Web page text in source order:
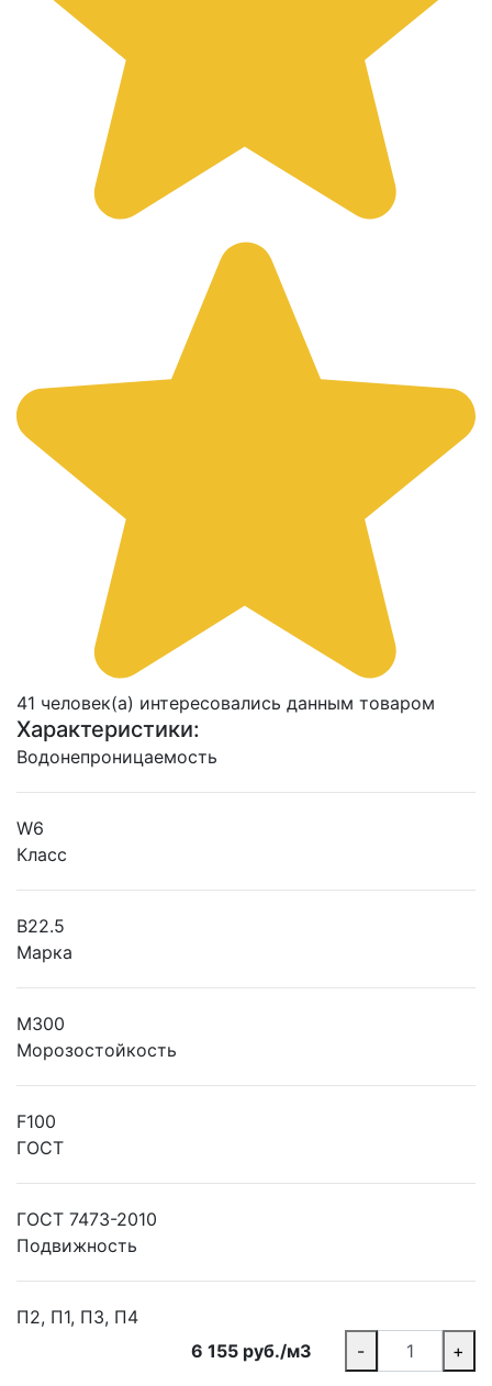
41 человек(а) интересовались данным товаром
Характеристики:
Водонепроницаемость
W6
Класс
В22.5
Марка
М300
Морозостойкость
F100
ГОСТ
ГОСТ 7473-2010
Подвижность
П2, П1, П3, П4
6 155 руб./м3
- +